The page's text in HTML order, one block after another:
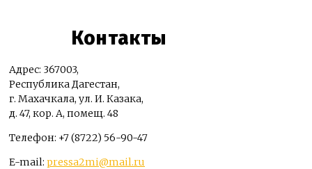
Контакты
Адрес: 367003,
Республика Дагестан,
г. Махачкала, ул. И. Казака,
д. 47, кор. А, помещ. 48
Телефон: +7 (8722) 56-90-47
E-mail: pressa2mi@mail.ru